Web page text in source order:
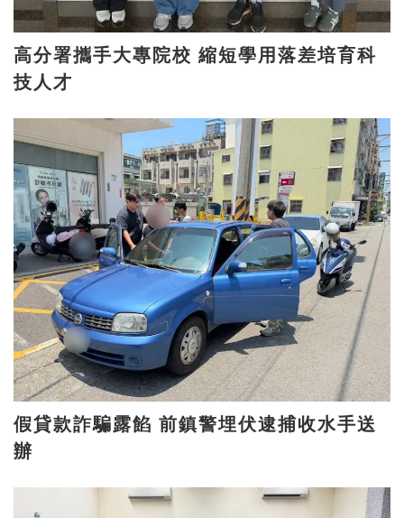
高分署攜手大專院校 縮短學用落差培育科
技人才
假貸款詐騙露餡 前鎮警埋伏逮捕收水手送
辦